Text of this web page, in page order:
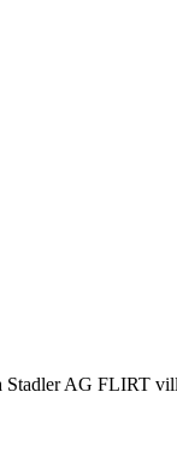
AG FLIRT